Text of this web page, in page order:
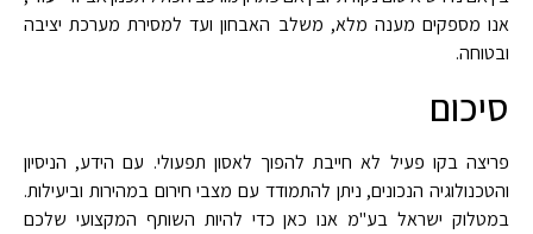
אנו מספקים מענה מלא, משלב האבחון ועד למסירת מערכת יציבה
ובטוחה.
סיכום
פריצה בקו פעיל לא חייבת להפוך לאסון תפעולי. עם הידע, הניסיון
והטכנולוגיה הנכונים, ניתן להתמודד עם מצבי חירום במהירות וביעילות.
במטלוק ישראל בע"מ אנו כאן כדי להיות השותף המקצועי שלכם